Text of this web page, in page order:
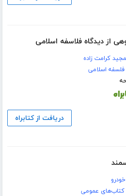
از دیدگاه فلاسفه اسلامی
کرامت زاده
فلسفه اسلامی
دریافت از کتابراه
خودرو
کتاب‌های عمومی